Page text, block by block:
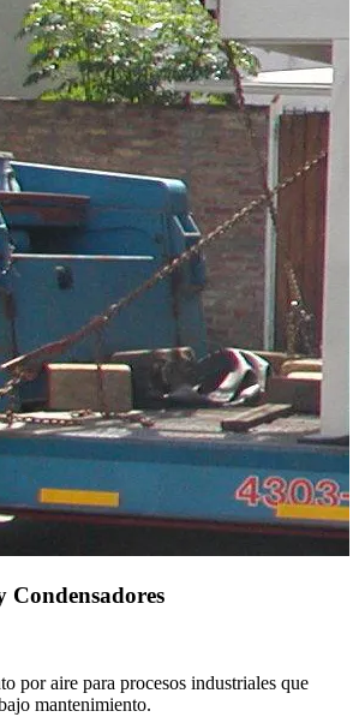
Condensadores
por aire para procesos industriales que
mantenimiento.